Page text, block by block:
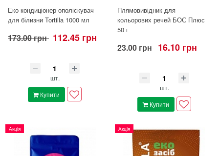
Еко кондиціонер-ополіскувач
для білизни Tortilla 1000 мл
173.00 грн 112.45 грн
шт.
Купити
Плямовивідник для
кольорових речей БОС Плюс
50 г
23.00 грн 16.10 грн
шт.
Купити
Акція Акція